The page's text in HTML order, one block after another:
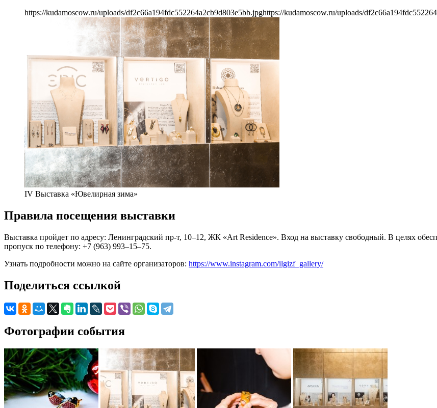
https://kudamoscow.ru/uploads/df2c66a194fdc552264a2cb9d803e5bb.jpghttps://kudamoscow.ru/uploads/
IV Выставка «Ювелирная зима»
Правила посещения выставки
Выставка пройдет по адресу: Ленинградский пр-т, 10–12, ЖК «Art Residence». Вход на выставку свободный. В целях
пропуск по телефону: +7 (963) 993–15–75.
Узнать подробности можно на сайте организаторов: https://www.instagram.com/ilgizf_gallery/
Поделиться ссылкой
Фотографии события